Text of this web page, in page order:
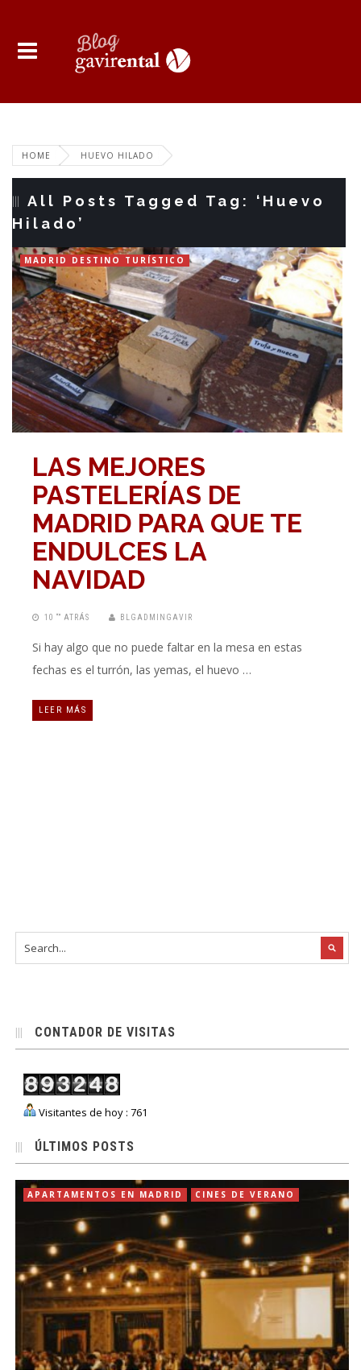
HOME HUEVO HILADO
All Posts Tagged Tag: ‘Huevo
Hilado’
MADRID DESTINO TURÍSTICO
LAS MEJORES
PASTELERÍAS DE
MADRID PARA QUE TE
ENDULCES LA
NAVIDAD
10 “” ATRÁS BLGADMINGAVIR
Si hay algo que no puede faltar en la mesa en estas
fechas es el turrón, las yemas, el huevo …
LEER MÁS
CONTADOR DE VISITAS
Visitantes de hoy : 761
ÚLTIMOS POSTS
APARTAMENTOS EN MADRID CINES DE VERANO